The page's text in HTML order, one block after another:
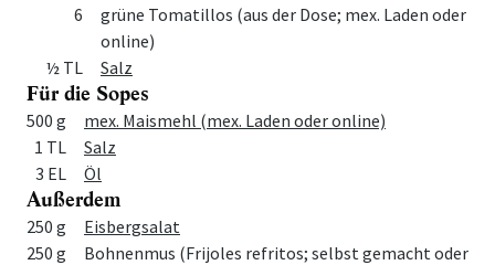
6
grüne Tomatillos (aus der Dose; mex. Laden oder
online)
½ TL
Salz
Für die Sopes
Menge Zutat
500 g
mex. Maismehl (mex. Laden oder online)
1 TL
Salz
3 EL
Öl
Außerdem
Menge Zutat
250 g
Eisbergsalat
250 g
Bohnenmus (Frijoles refritos; selbst gemacht oder